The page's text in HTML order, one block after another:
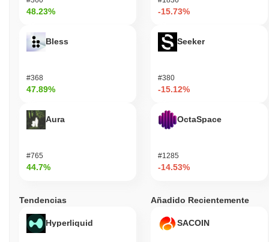
48.23%
Bless
#368
47.89%
Aura
#765
44.7%
-15.73%
Seeker
#380
-15.12%
OctaSpace
#1285
-14.53%
Tendencias
Hyperliquid
Añadido Recientemente
SACOIN